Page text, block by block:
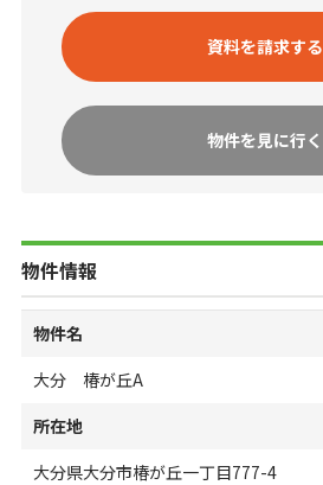
資料を請求する
物件を見に行く
物件情報
物件名
大分 椿が丘A
所在地
大分県大分市椿が丘一丁目777-4